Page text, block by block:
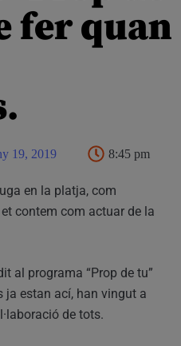
fer quan
19, 2019 8:45 pm
en la platja, com
et contem com actuar de la
al programa “Prop de tu”
ja estan ací, han vingut a
de tots.